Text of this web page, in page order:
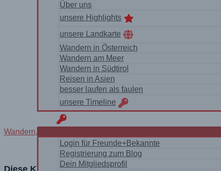
Über uns
unsere Highlights
unsere Landkarte
Wandern in Österreich
Wandern am Meer
Wandern in Südtirol
Reisen in Asien
besser laufen als faulen
unsere Timeline
Login für Freunde+Bekannte
Registrierung zum Blog
Dein Mitgliedsprofil
Wandern,